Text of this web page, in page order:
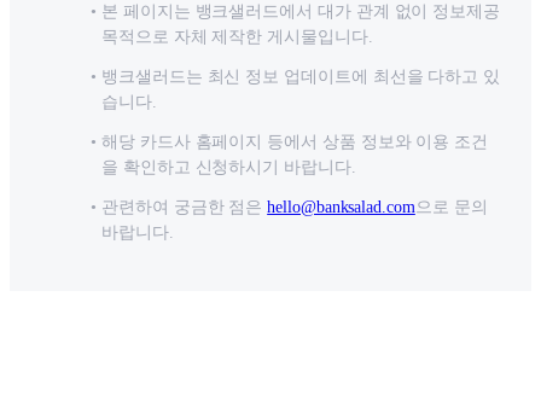
본 페이지는 뱅크샐러드에서 대가 관계 없이 정보제공
목적으로 자체 제작한 게시물입니다.
뱅크샐러드는 최신 정보 업데이트에 최선을 다하고 있
습니다.
해당 카드사 홈페이지 등에서 상품 정보와 이용 조건
을 확인하고 신청하시기 바랍니다.
관련하여 궁금한 점은 hello@banksalad.com 으로 문의
바랍니다.